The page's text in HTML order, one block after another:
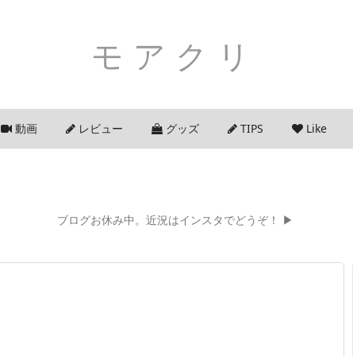
モアクリ
動画 レビュー グッズ TIPS Like
ブログお休み中。近況はインスタでどうぞ！ ▶